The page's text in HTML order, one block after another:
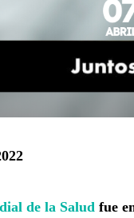
de la Salud fue